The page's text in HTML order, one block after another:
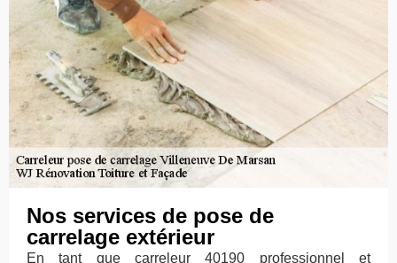
Nos services de pose de
carrelage extérieur
En tant que carreleur 40190 professionnel et